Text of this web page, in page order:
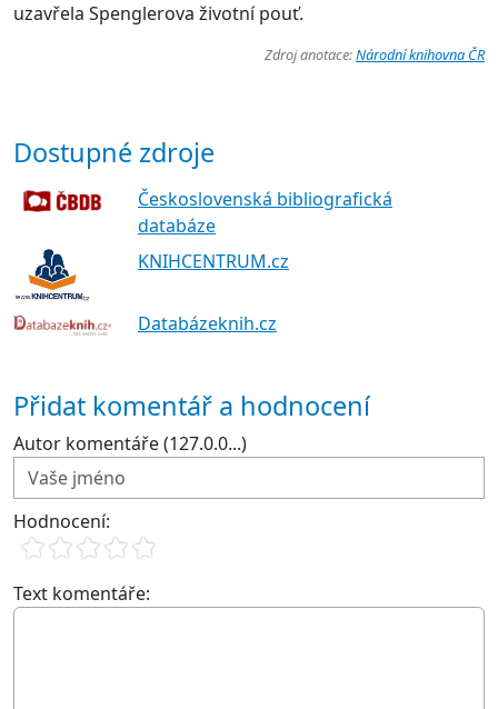
uzavřela Spenglerova životní pouť.
Zdroj anotace:Národní knihovna ČR
Dostupné zdroje
Československá bibliografická
databáze
KNIHCENTRUM.cz
Databázeknih.cz
Přidat komentář a hodnocení
Autor komentáře (127.0.0...)
Hodnocení:
Text komentáře: